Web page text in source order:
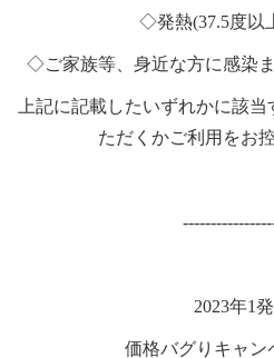
◇発熱(37.5度以
◇ご家族等、身近な方に感染
上記に記載したいずれかに該
ただくかご利用をお
2023年1
価格バグりキャン